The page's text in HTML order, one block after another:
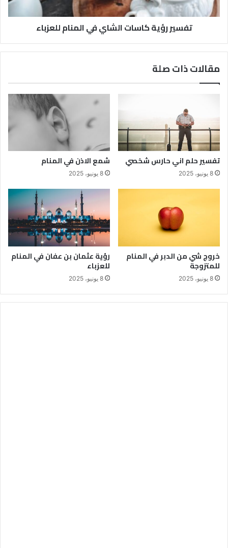
تفسير رؤية كاسات الشاي في المنام للعزباء
مقالات ذات صلة
تفسير حلم اني حارس شخصي
8 يونيو، 2025
شمع الاذن في المنام
8 يونيو، 2025
خروج شي من الدبر في المنام
للمتزوجة
8 يونيو، 2025
رؤية عثمان بن عفان في المنام
للعزباء
8 يونيو، 2025